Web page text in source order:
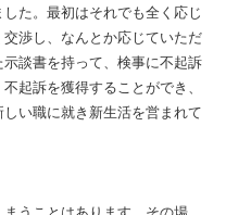
た。最初はそれでも全く応じ
渉し、なんとか応じていただ
談書を持って、検事に不起訴
起訴を獲得することができ、
い職に就き新生活を営まれて